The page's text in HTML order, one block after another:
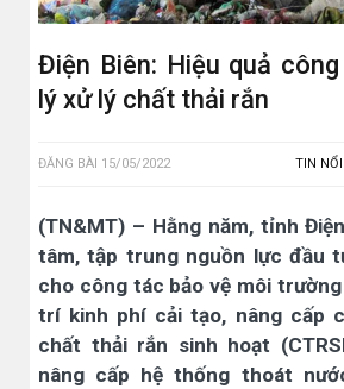
Điện Biên: Hiệu quả
lý xử lý chất thải rắn
ĐĂNG BÀI 15/05/2022 TIN
(TN&MT) – Hằng năm, tỉnh
tâm, tập trung nguồn lực đầu
cho công tác bảo vệ môi
trí kinh phí cải tạo, nâng cấp
chất thải rắn sinh hoạt
nâng cấp hệ thống thoát